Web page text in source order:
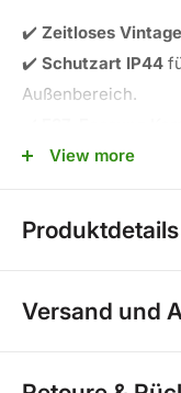
✔️ Zeitloses
✔️ Schutzart IP44
Außenbereich.
60mm Durchmesser)
platzsparend und
View more
Produktdetails
Schutzart (IP):IP44
Versand und